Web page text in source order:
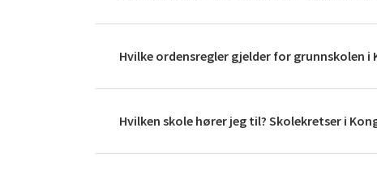
Hvilke ordensregler gjelder for grunnskolen i
Hvilken skole hører jeg til? Skolekretser i